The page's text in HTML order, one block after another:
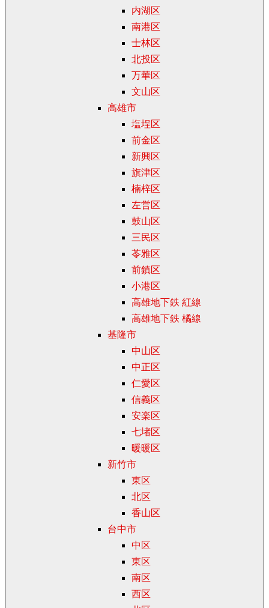
内湖区
南港区
士林区
北投区
万華区
文山区
高雄市
塩埕区
前金区
新興区
旗津区
楠梓区
左営区
鼓山区
三民区
苓雅区
前鎮区
小港区
高雄地下鉄 紅線
高雄地下鉄 橘線
基隆市
中山区
中正区
仁愛区
信義区
安楽区
七堵区
暖暖区
新竹市
東区
北区
香山区
台中市
中区
東区
南区
西区